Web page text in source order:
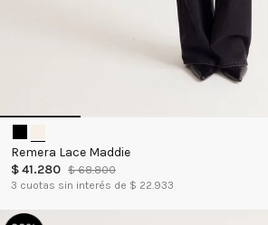
Remera Lace Maddie
$41.280 $ 68.800
3 cuotas sin interés de $ 22.933